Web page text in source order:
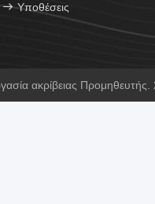
Υποθέσεις
ακρίβειας